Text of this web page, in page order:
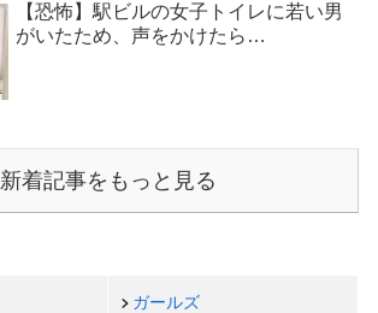
【恐怖】駅ビルの女子トイレに若い男
がいたため、声をかけたら…
新着記事をもっと見る
ガールズ